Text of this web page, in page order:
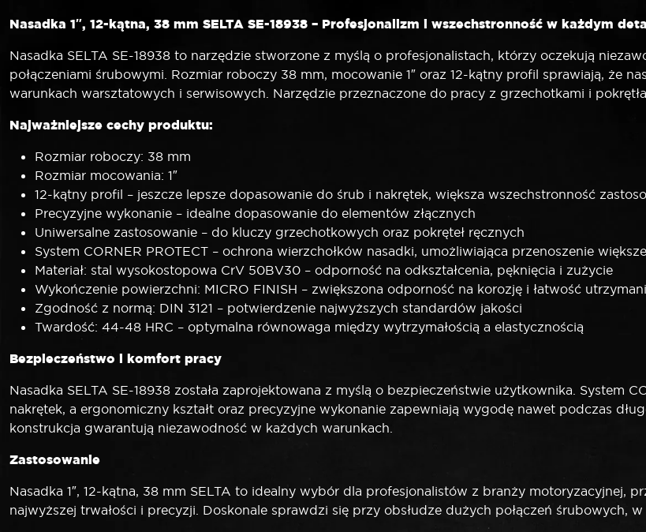
Nasadka 1″, 12-kątna, 38 mm SELTA SE-18938 – Profesjonalizm i wszechstronność w każdym
Nasadka SELTA SE-18938 to narzędzie stworzone z myślą o profesjonalistach, którzy oczekują
połączeniami śrubowymi. Rozmiar roboczy 38 mm, mocowanie 1″ oraz 12-kątny profil sprawiają, że
warunkach warsztatowych i serwisowych. Narzędzie przeznaczone do pracy z grzechotkami i
Najważniejsze cechy produktu:
Rozmiar roboczy: 38 mm
Rozmiar mocowania: 1″
12-kątny profil – jeszcze lepsze dopasowanie do śrub i nakrętek, większa wszechstronność
Precyzyjne wykonanie – idealne dopasowanie do elementów złącznych
Uniwersalne zastosowanie – do kluczy grzechotkowych oraz pokręteł ręcznych
System CORNER PROTECT – ochrona wierzchołków nasadki, umożliwiająca przenoszenie
Materiał: stal wysokostopowa CrV 50BV30 – odporność na odkształcenia, pęknięcia i zużycie
Wykończenie powierzchni: MICRO FINISH – zwiększona odporność na korozję i łatwość
Zgodność z normą: DIN 3121 – potwierdzenie najwyższych standardów jakości
Twardość: 44-48 HRC – optymalna równowaga między wytrzymałością a elastycznością
Bezpieczeństwo i komfort pracy
Nasadka SELTA SE-18938 została zaprojektowana z myślą o bezpieczeństwie użytkownika. System
nakrętek, a ergonomiczny kształt oraz precyzyjne wykonanie zapewniają wygodę nawet podczas
konstrukcja gwarantują niezawodność w każdych warunkach.
Zastosowanie
Nasadka 1″, 12-kątna, 38 mm SELTA to idealny wybór dla profesjonalistów z branży motoryzacyjnej,
najwyższej trwałości i precyzji. Doskonale sprawdzi się przy obsłudze dużych połączeń śrubowych,